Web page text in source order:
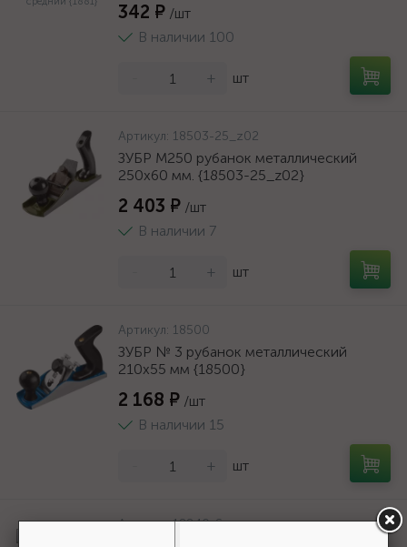
342 ₽ /шт
В наличии 100
+ шт
Артикул: 18503-25_z02
ЗУБР М250 рубанок металлический
250х60 мм. {18503-25_z02}
2 403 ₽ /шт
В наличии 7
+ шт
Артикул: 18500
ЗУБР № 3 рубанок металлический
210х55 мм {18500}
2 168 ₽ /шт
В наличии 15
+ шт
Артикул:18840-S